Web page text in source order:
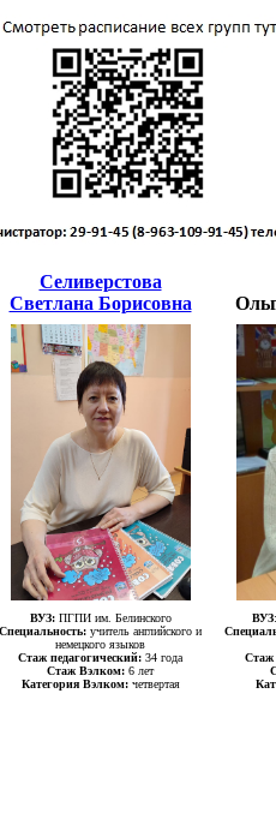
Селиверстова
Светлана Борисовна
ВУЗ:ПГПИ им. Белинского
Специальность: учитель английского и
немецкого языков
Стаж педагогический: 34 года
Стаж Вэлком: 6 лет
Категория Вэлком:четвертая
ВУЗ
Стаж